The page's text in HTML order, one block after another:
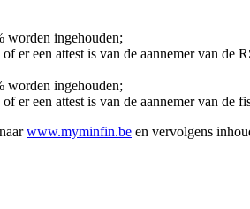
worden ingehouden;
er een attest is van de aannemer van
worden ingehouden;
er een attest is van de aannemer van
www.myminfin.be en vervolgens